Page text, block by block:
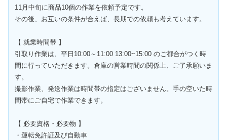
11月中旬に商品10個の作業を依頼予定です。
その後、お互いの条件が合えば、長期での依頼も考えています。
【 就業時間帯 】
引取り作業は、平日10:00～11:00 13:00~15:00 のご都合がつく時
間に行っていただきます。倉庫の営業時間の関係上、ご了承願いま
す。
撮影作業、発送作業は時間帯の指定はございません。手の空いた時
間帯にご自宅で作業できます。
【 必要資格・必要物 】
・運転免許証及び自動車